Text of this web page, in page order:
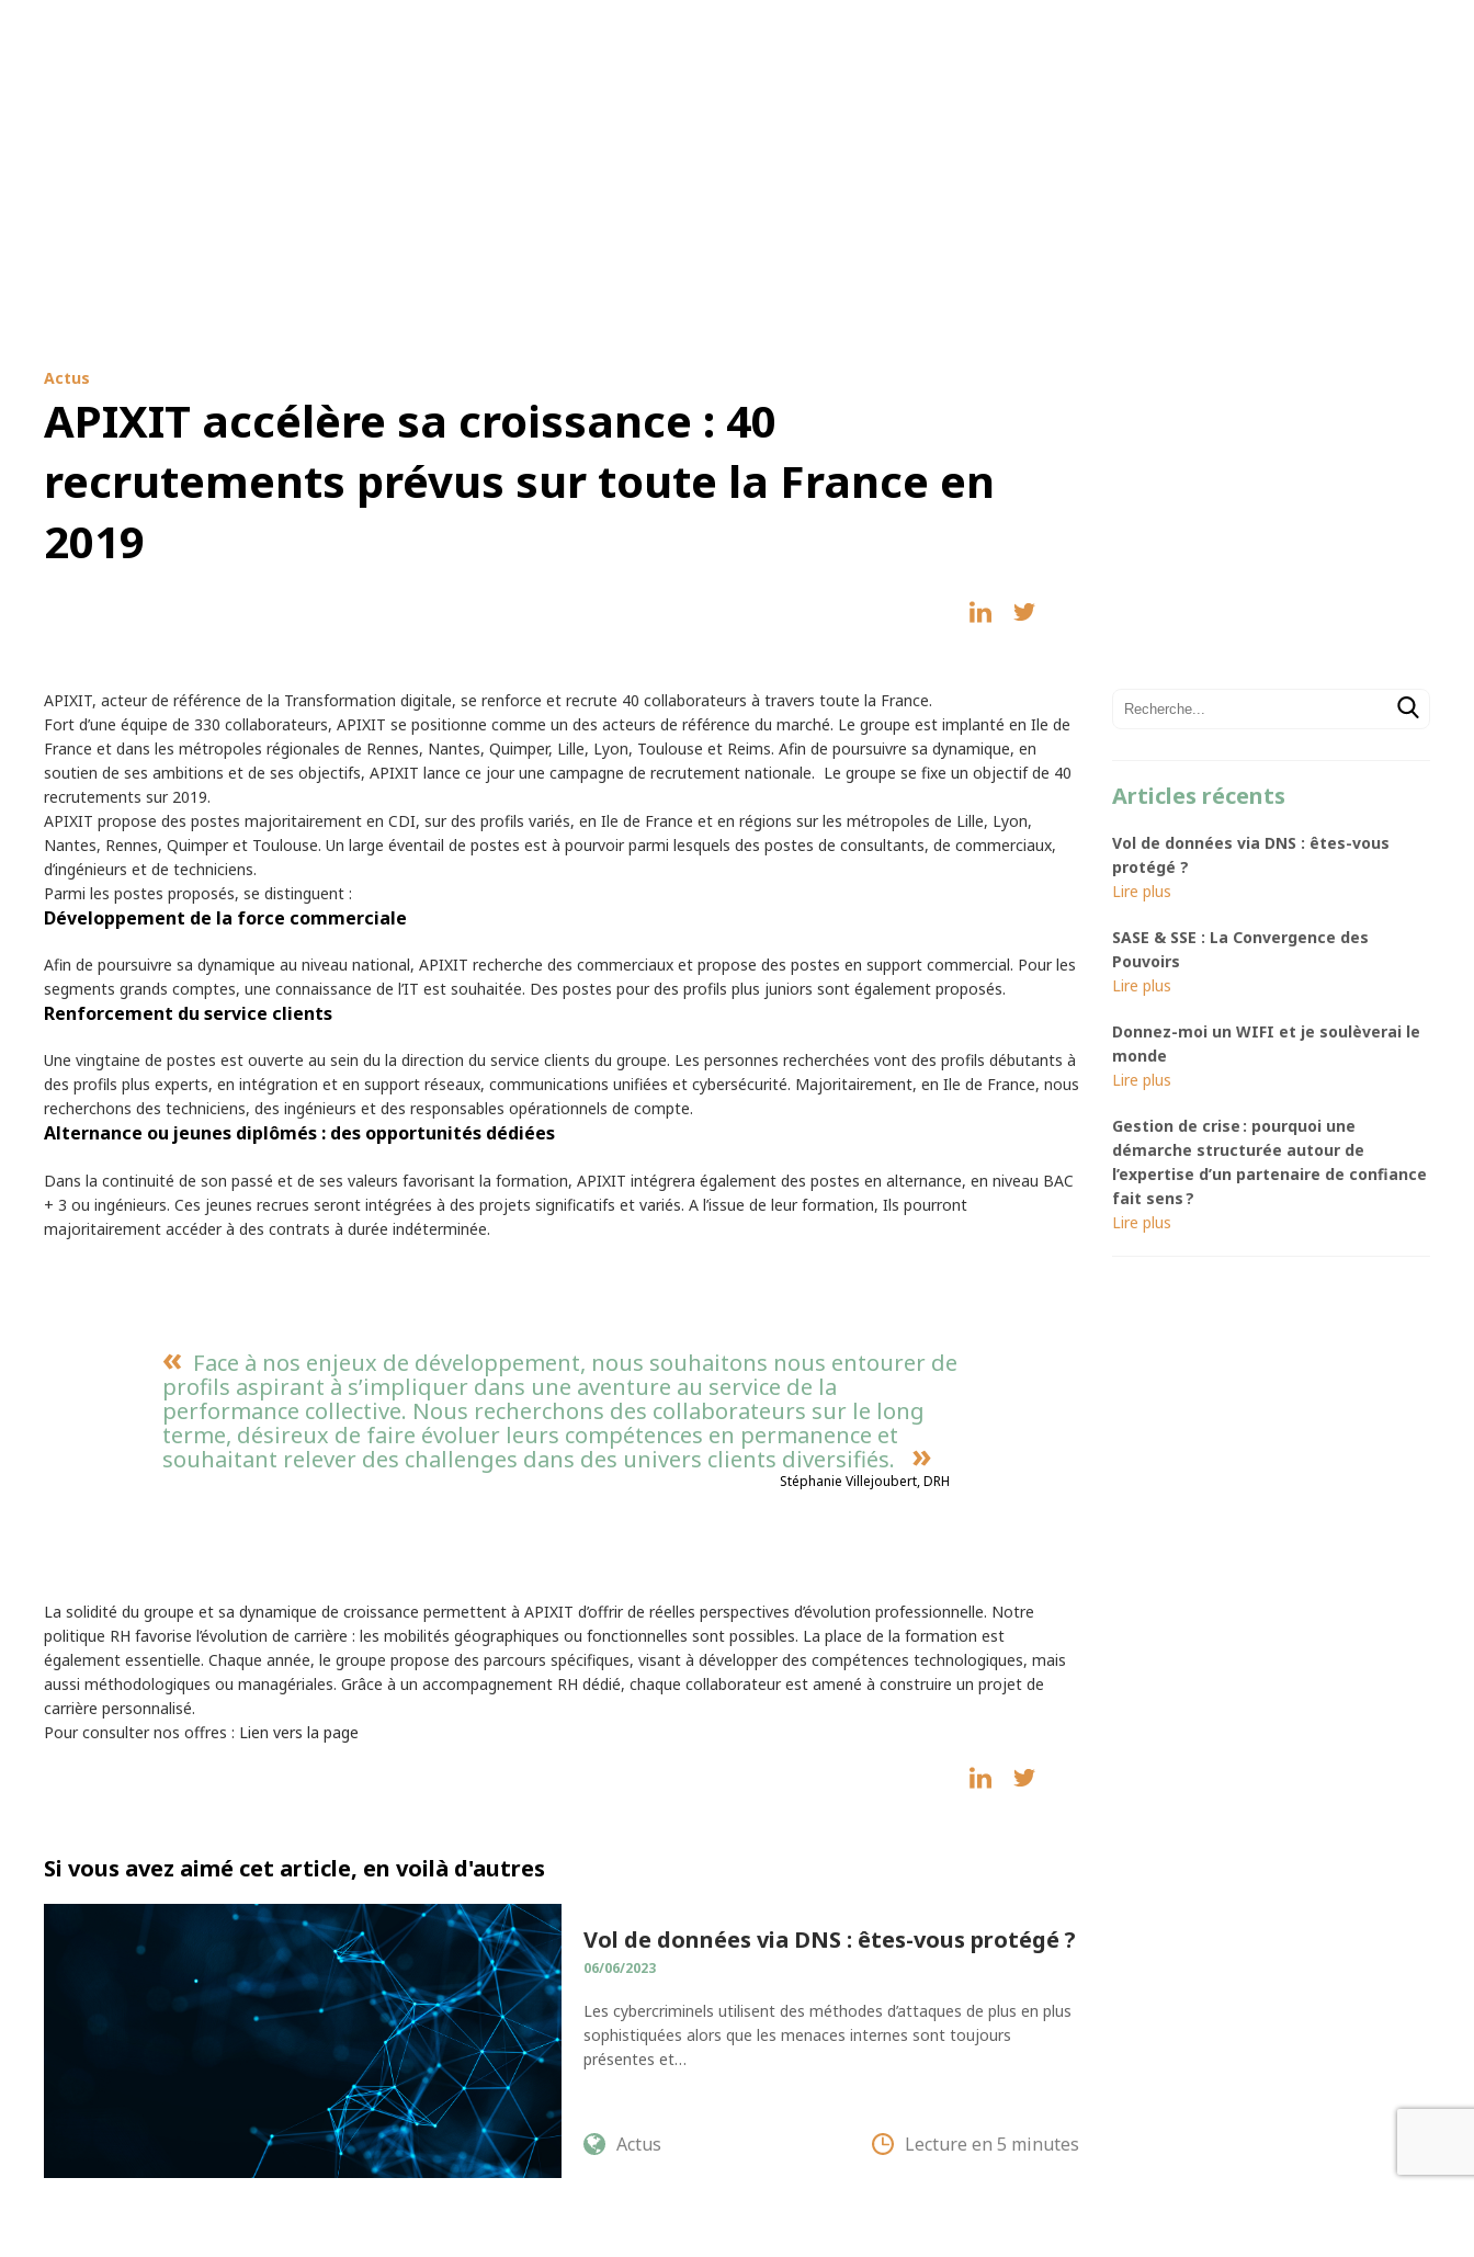
Actus
APIXIT accélère sa croissance : 40
recrutements prévus sur toute la France en
2019
APIXIT, acteur de référence de la Transformation digitale, se renforce et recrute 40 collaborateurs à travers toute la France.
Fort d’une équipe de 330 collaborateurs, APIXIT se positionne comme un des acteurs de référence du marché. Le groupe est implanté en Ile de
France et dans les métropoles régionales de Rennes, Nantes, Quimper, Lille, Lyon, Toulouse et Reims. Afin de poursuivre sa dynamique, en
soutien de ses ambitions et de ses objectifs, APIXIT lance ce jour une campagne de recrutement nationale. Le groupe se fixe un objectif de 40
recrutements sur 2019.
APIXIT propose des postes majoritairement en CDI, sur des profils variés, en Ile de France et en régions sur les métropoles de Lille, Lyon,
Nantes, Rennes, Quimper et Toulouse. Un large éventail de postes est à pourvoir parmi lesquels des postes de consultants, de commerciaux,
d’ingénieurs et de techniciens.
Parmi les postes proposés, se distinguent :
Développement de la force commerciale
Afin de poursuivre sa dynamique au niveau national, APIXIT recherche des commerciaux et propose des postes en support commercial. Pour les
segments grands comptes, une connaissance de l’IT est souhaitée. Des postes pour des profils plus juniors sont également proposés.
Renforcement du service clients
Une vingtaine de postes est ouverte au sein du la direction du service clients du groupe. Les personnes recherchées vont des profils débutants à
des profils plus experts, en intégration et en support réseaux, communications unifiées et cybersécurité. Majoritairement, en Ile de France, nous
recherchons des techniciens, des ingénieurs et des responsables opérationnels de compte.
Alternance ou jeunes diplômés : des opportunités dédiées
Dans la continuité de son passé et de ses valeurs favorisant la formation, APIXIT intégrera également des postes en alternance, en niveau BAC
+ 3 ou ingénieurs. Ces jeunes recrues seront intégrées à des projets significatifs et variés. A l’issue de leur formation, Ils pourront
majoritairement accéder à des contrats à durée indéterminée.
Face à nos enjeux de développement, nous souhaitons nous entourer de
profils aspirant à s’impliquer dans une aventure au service de la
performance collective. Nous recherchons des collaborateurs sur le long
terme, désireux de faire évoluer leurs compétences en permanence et
souhaitant relever des challenges dans des univers clients diversifiés.
Stéphanie Villejoubert, DRH
La solidité du groupe et sa dynamique de croissance permettent à APIXIT d’offrir de réelles perspectives d’évolution professionnelle. Notre
politique RH favorise l’évolution de carrière : les mobilités géographiques ou fonctionnelles sont possibles. La place de la formation est
également essentielle. Chaque année, le groupe propose des parcours spécifiques, visant à développer des compétences technologiques, mais
aussi méthodologiques ou managériales. Grâce à un accompagnement RH dédié, chaque collaborateur est amené à construire un projet de
carrière personnalisé.
Pour consulter nos offres : Lien vers la page
Si vous avez aimé cet article, en voilà d'autres
Vol de données via DNS : êtes-vous protégé ?
06/06/2023
Les cybercriminels utilisent des méthodes d’attaques de plus en plus
sophistiquées alors que les menaces internes sont toujours
présentes et…
Actus Lecture en 5 minutes
Articles récents
Vol de données via DNS : êtes-vous
protégé ?
SASE & SSE : La Convergence des
Pouvoirs
Donnez-moi un WIFI et je soulèverai le
monde
Gestion de crise : pourquoi une
démarche structurée autour de
l’expertise d’un partenaire de confiance
fait sens ?